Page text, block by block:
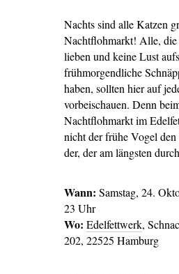
Nachts sind alle Katzen
Nachtflohmarkt! Alle,
lieben und keine Lust aufs
frühmorgendliche
haben, sollten hier auf
vorbeischauen. Denn
Nachtflohmarkt im
nicht der frühe Vogel
der, der am längsten
Wann: Samstag, 24.
23 Uhr
Wo: Edelfettwerk,
202, 22525 Hamburg